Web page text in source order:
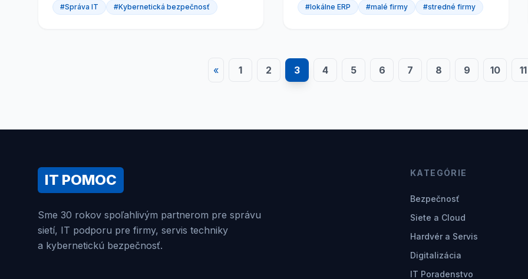
#Správa IT
#Kybernetická bezpečnosť
#lokálne ERP
#malé firmy #stredné firmy
« 1 2 3 4 5 6 7 8 9 10 11
IT POMOC
Sme 30 rokov spoľahlivým partnerom pre správu
sietí, IT podporu pre firmy, servis techniky
a kybernetickú bezpečnosť.
KATEGÓRIE
Bezpečnosť
Siete a Cloud
Hardvér a Servis
Digitalizácia
IT Poradenstvo